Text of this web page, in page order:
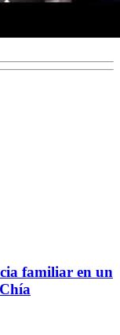
familiar en un